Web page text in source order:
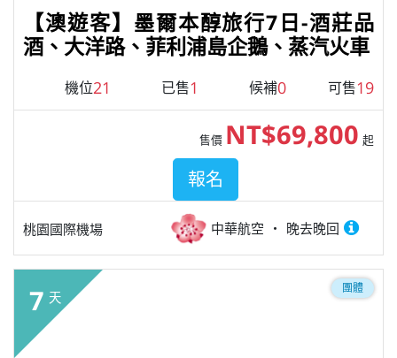
【澳遊客】墨爾本醇旅行7日-酒莊品
酒、大洋路、菲利浦島企鵝、蒸汽火車
機位21 已售1 候補0 可售19
桃園國際機場 中華航空 晚去晚回
售價 NT$69,800 起
報名
7 天
團體